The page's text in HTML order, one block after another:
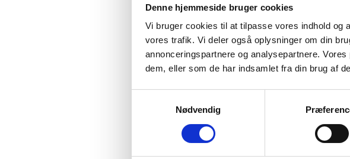
Denne hjemmeside bruger cookies
Vi bruger cookies til at tilpasse vores indhold og
vores trafik. Vi deler også oplysninger om din
annonceringspartnere og analysepartnere.
dem, eller som de har indsamlet fra din brug af
Nødvendig
Behandling af data
Klagevejledning
Hjælp til